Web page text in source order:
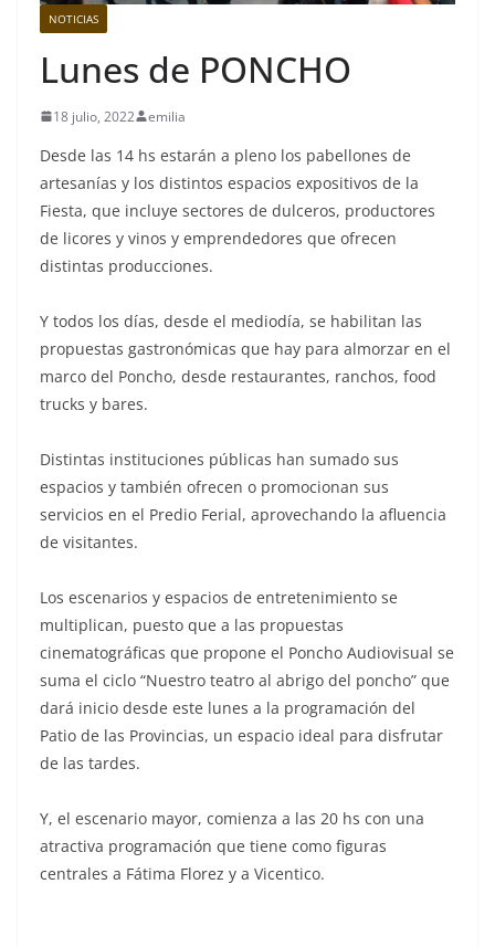
NOTICIAS
Lunes de PONCHO
18 julio, 2022 emilia
Desde las 14 hs estarán a pleno los pabellones de
artesanías y los distintos espacios expositivos de la
Fiesta, que incluye sectores de dulceros, productores
de licores y vinos y emprendedores que ofrecen
distintas producciones.
Y todos los días, desde el mediodía, se habilitan las
propuestas gastronómicas que hay para almorzar en el
marco del Poncho, desde restaurantes, ranchos, food
trucks y bares.
Distintas instituciones públicas han sumado sus
espacios y también ofrecen o promocionan sus
servicios en el Predio Ferial, aprovechando la afluencia
de visitantes.
Los escenarios y espacios de entretenimiento se
multiplican, puesto que a las propuestas
cinematográficas que propone el Poncho Audiovisual se
suma el ciclo “Nuestro teatro al abrigo del poncho” que
dará inicio desde este lunes a la programación del
Patio de las Provincias, un espacio ideal para disfrutar
de las tardes.
Y, el escenario mayor, comienza a las 20 hs con una
atractiva programación que tiene como figuras
centrales a Fátima Florez y a Vicentico.